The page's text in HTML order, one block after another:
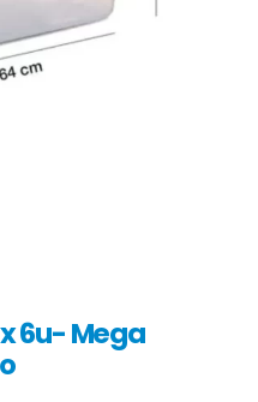
6u- Mega